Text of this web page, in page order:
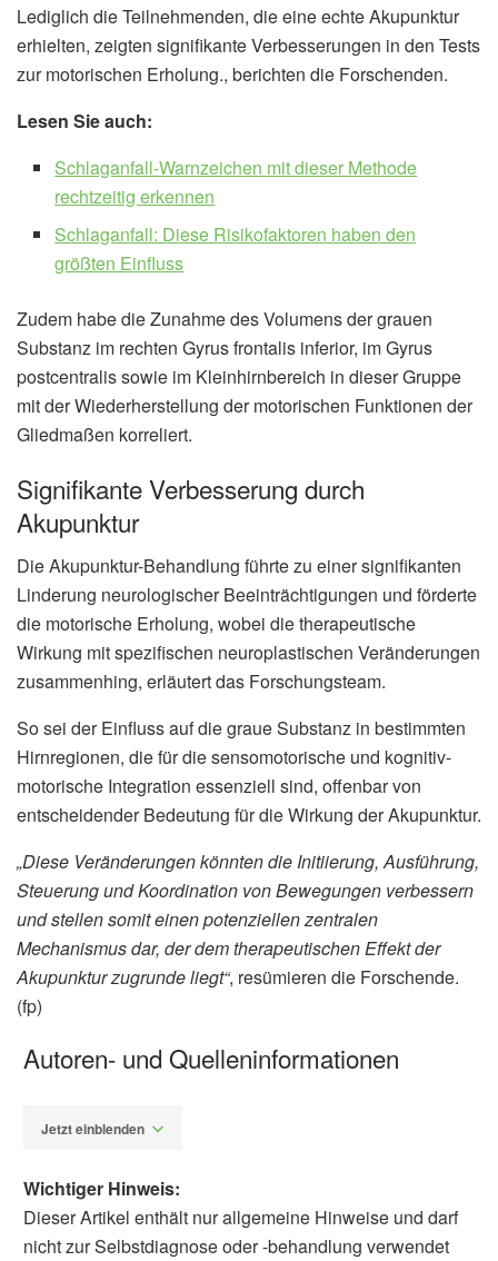
Lediglich die Teilnehmenden, die eine echte Akupunktur
erhielten, zeigten signifikante Verbesserungen in den Tests
zur motorischen Erholung., berichten die Forschenden.
Lesen Sie auch:
Schlaganfall-Warnzeichen mit dieser Methode
rechtzeitig erkennen
Schlaganfall: Diese Risikofaktoren haben den
größten Einfluss
Zudem habe die Zunahme des Volumens der grauen
Substanz im rechten Gyrus frontalis inferior, im Gyrus
postcentralis sowie im Kleinhirnbereich in dieser Gruppe
mit der Wiederherstellung der motorischen Funktionen der
Gliedmaßen korreliert.
Signifikante Verbesserung durch
Akupunktur
Die Akupunktur-Behandlung führte zu einer signifikanten
Linderung neurologischer Beeinträchtigungen und förderte
die motorische Erholung, wobei die therapeutische
Wirkung mit spezifischen neuroplastischen Veränderungen
zusammenhing, erläutert das Forschungsteam.
So sei der Einfluss auf die graue Substanz in bestimmten
Hirnregionen, die für die sensomotorische und kognitiv-
motorische Integration essenziell sind, offenbar von
entscheidender Bedeutung für die Wirkung der Akupunktur.
„Diese Veränderungen könnten die Initiierung, Ausführung,
Steuerung und Koordination von Bewegungen verbessern
und stellen somit einen potenziellen zentralen
Mechanismus dar, der dem therapeutischen Effekt der
Akupunktur zugrunde liegt“, resümieren die Forschende.
(fp)
Autoren- und Quelleninformationen
Jetzt einblenden
Wichtiger Hinweis:
Dieser Artikel enthält nur allgemeine Hinweise und darf
nicht zur Selbstdiagnose oder -behandlung verwendet